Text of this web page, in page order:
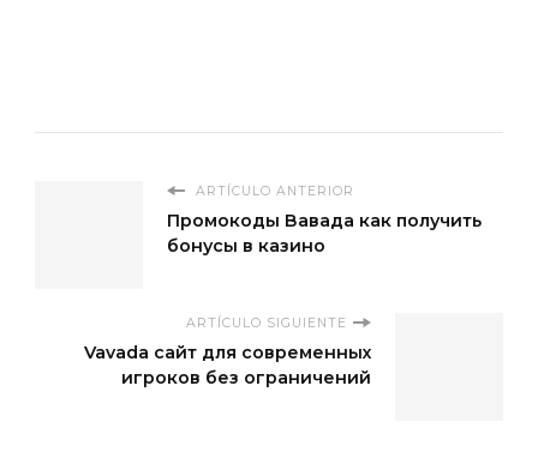
ARTÍCULO ANTERIOR
Промокоды Вавада как получить
бонусы в казино
ARTÍCULO SIGUIENTE
Vavada сайт для современных
игроков без ограничений